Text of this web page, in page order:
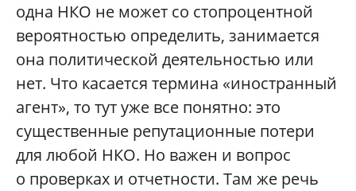
одна НКО не может со стопроцентной
вероятностью определить, занимается
она политической деятельностью или
нет. Что касается термина «иностранный
агент», то тут уже все понятно: это
существенные репутационные потери
для любой НКО. Но важен и вопрос
о проверках и отчетности. Там же речь